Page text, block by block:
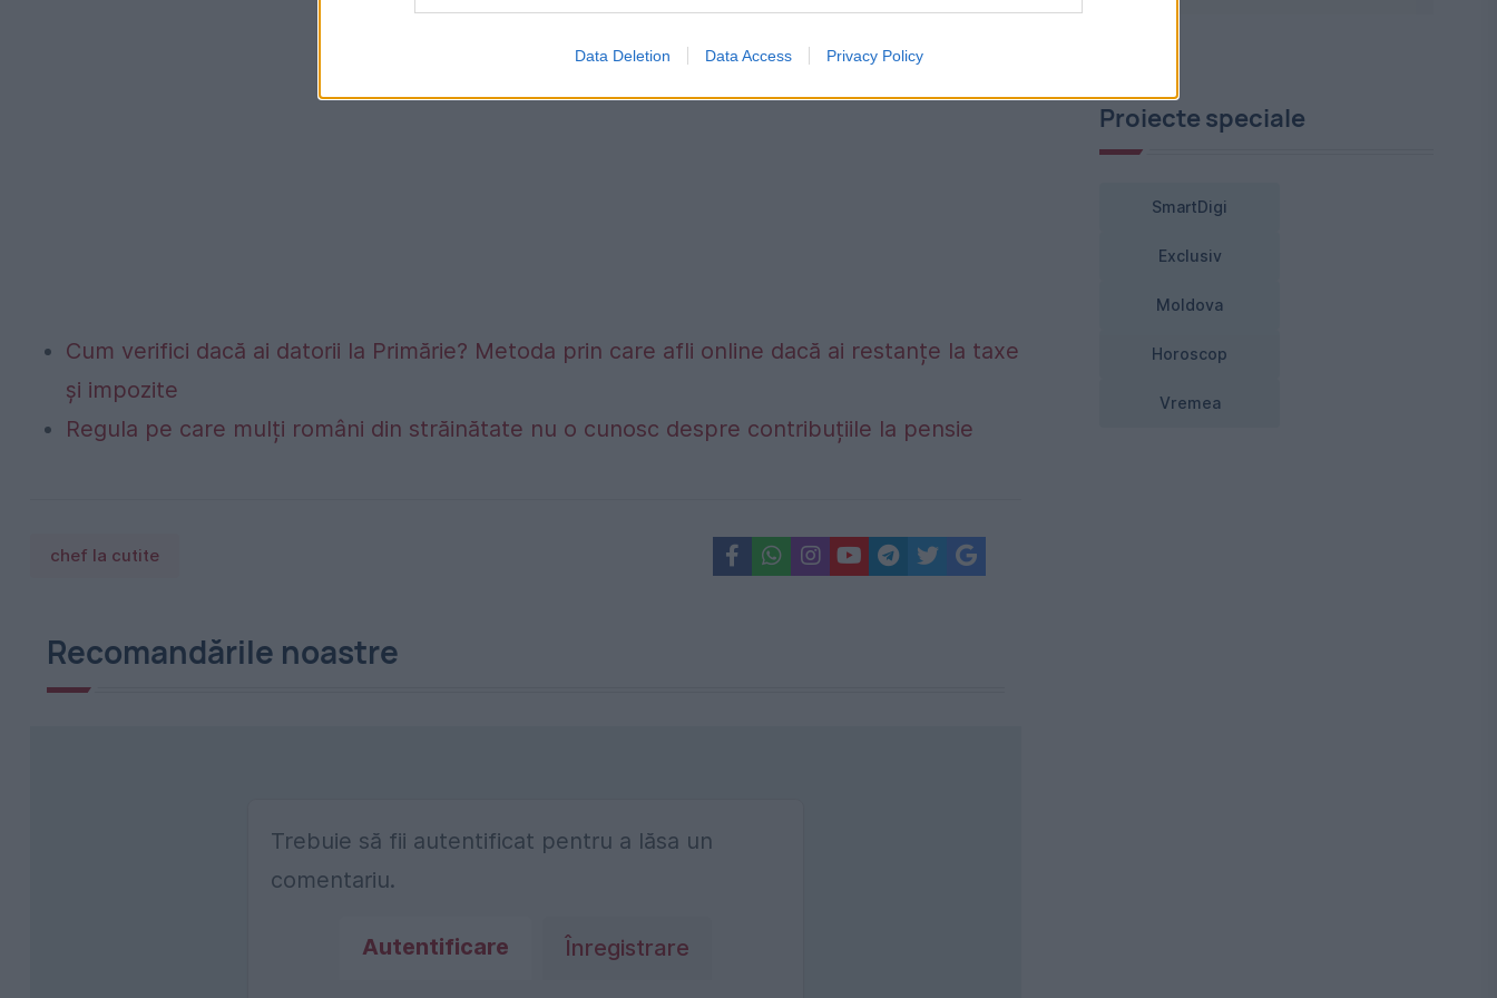
Data Deletion Data Access Privacy Policy
Cum verifici dacă ai datorii la Primărie? Metoda prin care afli online dacă ai restanțe la taxe
și impozite
Regula pe care mulți români din străinătate nu o cunosc despre contribuțiile la pensie
chef la cutite
Recomandările noastre
Trebuie să fii autentificat pentru a lăsa un
comentariu.
Autentificare Înregistrare
Proiecte speciale
SmartDigi
Exclusiv
Moldova
Horoscop
Vremea